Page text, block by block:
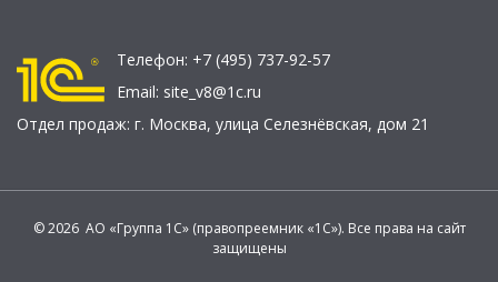
Телефон: +7 (495) 737-92-57
Email: site_v8@1c.ru
Отдел продаж: г. Москва, улица Селезнёвская, дом 21
© 2026 АО «Группа 1С» (правопреемник «1С»). Все права на сайт
защищены